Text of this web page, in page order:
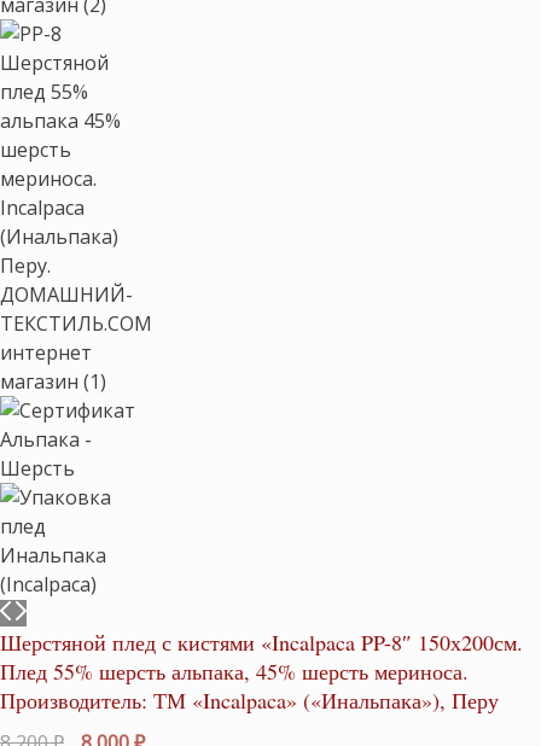
Шерстяной плед с кистями «Incalpaca PP-8″ 150х200см.
Плед 55% шерсть альпака, 45% шерсть мериноса.
Производитель: ТМ «Incalpaca» («Инальпака»), Перу